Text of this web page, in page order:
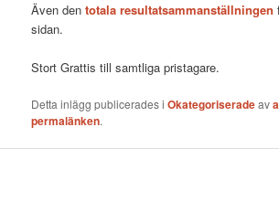
Även dentotala resultatsammanställningen
sidan.
Stort Grattis till samtliga pristagare.
Detta inlägg publicerades iOkategoriseradeav
permalänken.